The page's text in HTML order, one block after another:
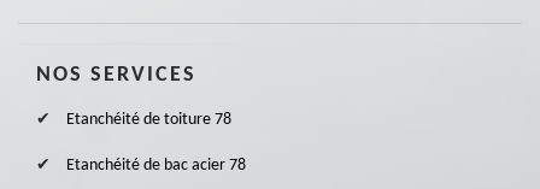
NOS SERVICES
Etanchéité de toiture 78
Etanchéité de bac acier 78